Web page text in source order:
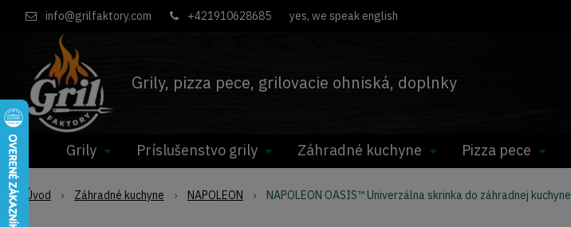
Grily, pizza pece, grilovacie ohniská, doplnky
info@grilfaktory.com +421910628685 yes, we speak english
Grily Príslušenstvo grily Záhradné kuchyne Pizza pece
Úvod Záhradné kuchyne NAPOLEON NAPOLEON OASIS™ Univerzálna skrinka do záhradnej kuchyne